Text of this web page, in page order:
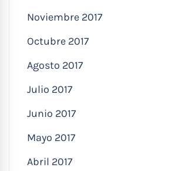
Noviembre 2017
Octubre 2017
Agosto 2017
Julio 2017
Junio 2017
Mayo 2017
Abril 2017